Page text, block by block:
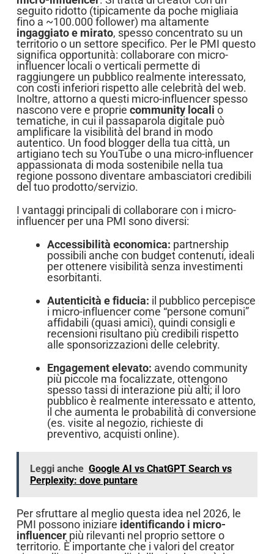
seguito ridotto (tipicamente da poche migliaia
fino a ~100.000 follower) ma altamente
ingaggiato e mirato, spesso concentrato su un
territorio o un settore specifico. Per le PMI questo
significa opportunità: collaborare con micro-
influencer locali o verticali permette di
raggiungere un pubblico realmente interessato,
con costi inferiori rispetto alle celebrità del web.
Inoltre, attorno a questi micro-influencer spesso
nascono vere e proprie community locali o
tematiche, in cui il passaparola digitale può
amplificare la visibilità del brand in modo
autentico. Un food blogger della tua città, un
artigiano tech su YouTube o una micro-influencer
appassionata di moda sostenibile nella tua
regione possono diventare ambasciatori credibili
del tuo prodotto/servizio.
I vantaggi principali di collaborare con i micro-
influencer per una PMI sono diversi:
Accessibilità economica: partnership
possibili anche con budget contenuti, ideali
per ottenere visibilità senza investimenti
esorbitanti.
Autenticità e fiducia: il pubblico percepisce
i micro-influencer come “persone comuni”
affidabili (quasi amici), quindi consigli e
recensioni risultano più credibili rispetto
alle sponsorizzazioni delle celebrity.
Engagement elevato: avendo community
più piccole ma focalizzate, ottengono
spesso tassi di interazione più alti; il loro
pubblico è realmente interessato e attento,
il che aumenta le probabilità di conversione
(es. visite al negozio, richieste di
preventivo, acquisti online).
Leggi anche Google AI vs ChatGPT Search vs
Perplexity: dove puntare
Per sfruttare al meglio questa idea nel 2026, le
PMI possono iniziare identificando i micro-
influencerpiù rilevanti nel proprio settore o
territorio. È importante che i valori del creator